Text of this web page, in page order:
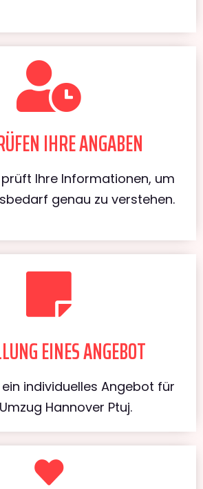
IHRE ANGABEN
Ihre Informationen, um
genau zu verstehen.
EINES ANGEBOT
individuelles Angebot für
Hannover Ptuj.